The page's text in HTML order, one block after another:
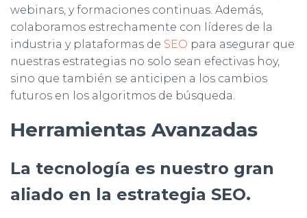
webinars, y formaciones continuas. Además,
colaboramos estrechamente con líderes de la
industria y plataformas de SEO para asegurar que
nuestras estrategias no solo sean efectivas hoy,
sino que también se anticipen a los cambios
futuros en los algoritmos de búsqueda.
Herramientas Avanzadas
La tecnología es nuestro gran
aliado en la estrategia SEO.